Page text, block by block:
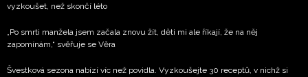
vyzkoušet, než skončí léto
„Po smrti manžela jsem začala znovu žít, děti mi ale říkají, že na něj
zapomínám,“ svěřuje se Věra
Švestková sezona nabízí víc než povidla. Vyzkoušejte 30 receptů, v nichž si